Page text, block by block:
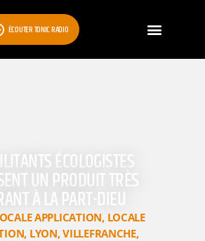
ÉCOUTER TONIC RADIO
ÉCOLOGISTES
UN PRODUIT TRÈS
À LA PART-DIEU
APPLICATION, LOCALE
, LYON,VILLEFRANCHE,